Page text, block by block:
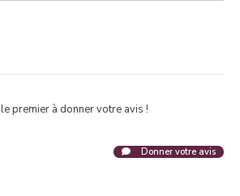
premier à donner votre avis !
Donner votre avis